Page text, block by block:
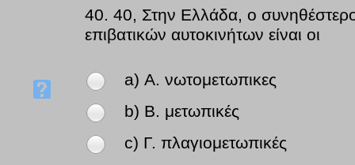
40. 40, Στην Ελλάδα, ο
επιβατικών αυτοκινήτων είναι οι
a) Α. νωτομετωπικες
b) Β. μετωπικές
c) Γ. πλαγιομετωπικές